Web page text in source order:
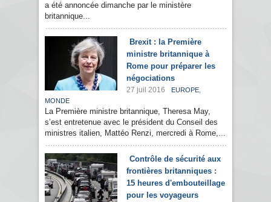
a été annoncée dimanche par le ministère
britannique...
Brexit : la Première
ministre britannique à
Rome pour préparer les
négociations
27 juil 2016 EUROPE,
MONDE
La Première ministre britannique, Theresa May,
s’est entretenue avec le président du Conseil des
ministres italien, Mattéo Renzi, mercredi à Rome,...
Contrôle de sécurité aux
frontières britanniques :
15 heures d'embouteillage
pour les voyageurs